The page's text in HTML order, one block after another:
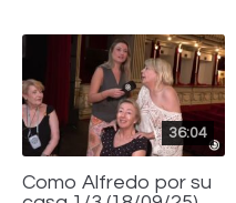
36:04
Como Alfredo por su